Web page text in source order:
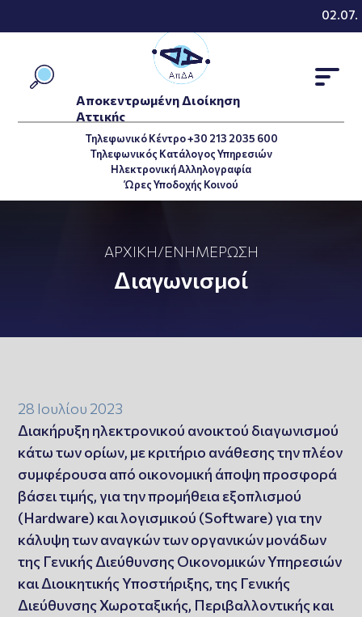
Τηλεφωνικό Κέντρο +30 213 2035 600
Τηλεφωνικός Κατάλογος Υπηρεσιών
Ηλεκτρονική Αλληλογραφία
Ώρες Υποδοχής Κοινού
Αποκεντρωμένη Διοίκηση
Αττικής
ΑΡΧΙΚΉ/ΕΝΗΜΈΡΩΣΗ
Διαγωνισμοί
28 Ιουλίου 2023
Διακήρυξη ηλεκτρονικού ανοικτού διαγωνισμού
κάτω των ορίων, με κριτήριο ανάθεσης την πλέον
συμφέρουσα από οικονομική άποψη προσφορά
βάσει τιμής, για την προμήθεια εξοπλισμού
(Hardware) και λογισμικού (Software) για την
κάλυψη των αναγκών των οργανικών μονάδων
της Γενικής Διεύθυνσης Οικονομικών Υπηρεσιών
και Διοικητικής Υποστήριξης, της Γενικής
Διεύθυνσης Χωροταξικής, Περιβαλλοντικής και